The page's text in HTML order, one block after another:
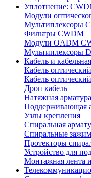
Уплотнение:
Модули
Мультиплексоры
Фильтры CWDM
Модули OADM
Мультиплексоры
Кабель и
Кабель
Кабель
Дроп кабель
Натяжная арматура
Поддерживающая
Узлы крепления
Спиральная
Спиральные
Протекторы
Устройство для
Монтажная лента